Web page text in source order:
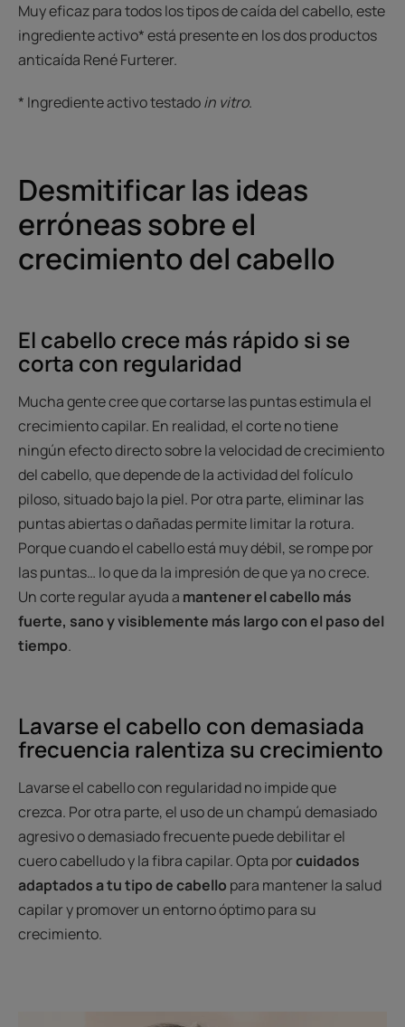
Muy eficaz para todos los tipos de caída del cabello, este
ingrediente activo* está presente en los dos productos
anticaída René Furterer.
* Ingrediente activo testadoin vitro.
Desmitificar las ideas
erróneas sobre el
crecimiento del cabello
El cabello crece más rápido si se
corta con regularidad
Mucha gente cree que cortarse las puntas estimula el
crecimiento capilar. En realidad, el corte no tiene
ningún efecto directo sobre la velocidad de crecimiento
del cabello, que depende de la actividad del folículo
piloso, situado bajo la piel. Por otra parte, eliminar las
puntas abiertas o dañadas permite limitar la rotura.
Porque cuando el cabello está muy débil, se rompe por
las puntas… lo que da la impresión de que ya no crece.
Un corte regular ayuda a mantener el cabello más
fuerte, sano y visiblemente más largo con el paso del
tiempo.
Lavarse el cabello con demasiada
frecuencia ralentiza su crecimiento
Lavarse el cabello con regularidad no impide que
crezca. Por otra parte, el uso de un champú demasiado
agresivo o demasiado frecuente puede debilitar el
cuero cabelludo y la fibra capilar. Opta porcuidados
adaptados a tu tipo de cabello para mantener la salud
capilar y promover un entorno óptimo para su
crecimiento.